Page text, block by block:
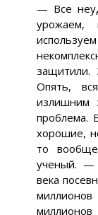
— Все
урожаем,
защитили.
Опять,
излишним
проблема.
хорошие,
то
ученый. —
века